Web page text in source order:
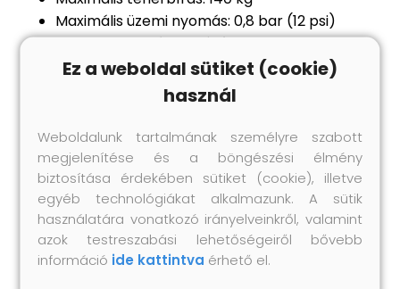
Maximális üzemi nyomás: 0,8 bar (12 psi)
Nem lyukad ki és UV-álló
A csomag tartalma:
1 db SUP szörfdeszka
1 db levehető szkeg
1 db magasnyomású kézipumpa,
magasnyomású mérőműszerrel
1 db javítókészlet
1 db póráz
1 db hordtáska
Ez a weboldal sütiket (cookie)
használ
Weboldalunk tartalmának személyre szabott
megjelenítése és a böngészési élmény
biztosítása érdekében sütiket (cookie), illetve
egyéb technológiákat alkalmazunk. A sütik
használatára vonatkozó irányelveinkről, valamint
azok testreszabási lehetőségeiről bővebb
információ ide kattintva érhető el.